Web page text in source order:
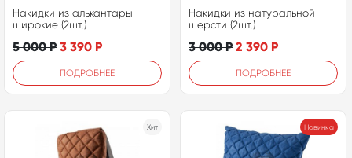
Накидки из алькантары
широкие (2шт.)
5 000Р 3 390 Р
ПОДРОБНЕЕ
Накидки из натуральной
шерсти (2шт.)
3 000Р 2 390 Р
ПОДРОБНЕЕ
Хит Новинка